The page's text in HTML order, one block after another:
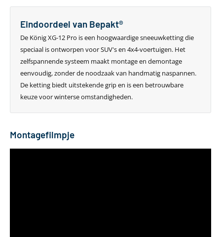
Eindoordeel van Bepakt®
De König XG-12 Pro is een hoogwaardige sneeuwketting die
speciaal is ontworpen voor SUV's en 4x4-voertuigen. Het
zelfspannende systeem maakt montage en demontage
eenvoudig, zonder de noodzaak van handmatig naspannen.
De ketting biedt uitstekende grip en is een betrouwbare
keuze voor winterse omstandigheden.
Montagefilmpje